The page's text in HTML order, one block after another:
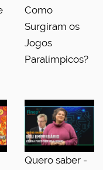
Como
Surgiram os
Jogos
Paralímpicos?
Quero saber -